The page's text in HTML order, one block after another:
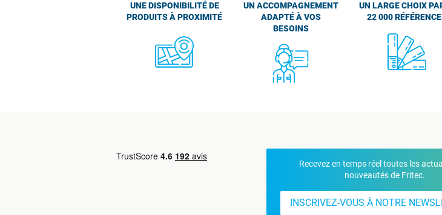
UNE DISPONIBILITÉ DE
PRODUITS À PROXIMITÉ
UN ACCOMPAGNEMENT
ADAPTÉ À VOS
BESOINS
UN LARGE CHOIX
22 000
Recevez en temps réel toutes les
nouveautés de Fritec.
INSCRIVEZ-VOUS À NOTRE